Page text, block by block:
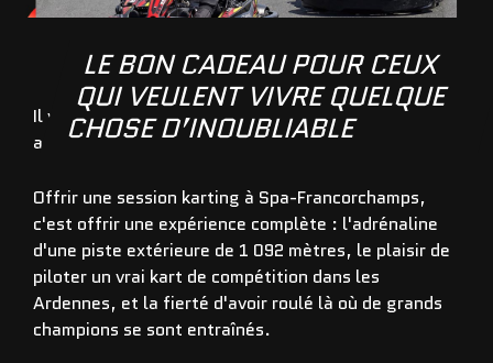
LE BON CADEAU POUR CEUX
QUI VEULENT VIVRE QUELQUE
CHOSE D’INOUBLIABLE
Il y a les cadeaux qu'on reçoit et qu'on range. Et il y
a les cadeaux qu'on raconte.
Offrir une session karting à Spa-Francorchamps,
c'est offrir une expérience complète : l'adrénaline
d'une piste extérieure de 1 092 mètres, le plaisir de
piloter un vrai kart de compétition dans les
Ardennes, et la fierté d'avoir roulé là où de grands
champions se sont entraînés.